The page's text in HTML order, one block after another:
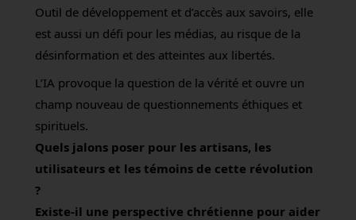
Outil de développement et d’accès aux savoirs, elle
est aussi un défi pour les médias, au risque de la
désinformation et des atteintes aux libertés.
L’IA provoque la question de la vérité et ouvre un
champ nouveau de questionnements éthiques et
spirituels.
Quels jalons poser pour les artisans, les
utilisateurs et les témoins de cette révolution
?
Existe-il une perspective chrétienne pour aider